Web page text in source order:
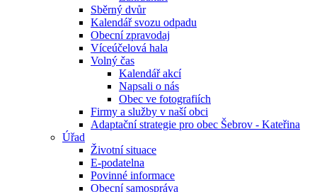
Sběrný dvůr
Kalendář svozu odpadu
Obecní zpravodaj
Víceúčelová hala
Volný čas
Kalendář akcí
Napsali o nás
Obec ve fotografiích
Firmy a služby v naší obci
Adaptační strategie pro obec Šebrov - Kateřina
Úřad
Životní situace
E-podatelna
Povinné informace
Obecní samospráva